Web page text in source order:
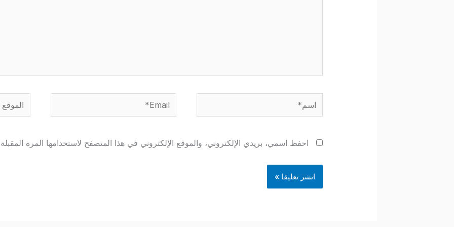
اسم* Email* الموقع
احفظ اسمي، بريدي الإلكتروني، والموقع الإلكتروني في هذا المتصفح لاستخدامها المرة